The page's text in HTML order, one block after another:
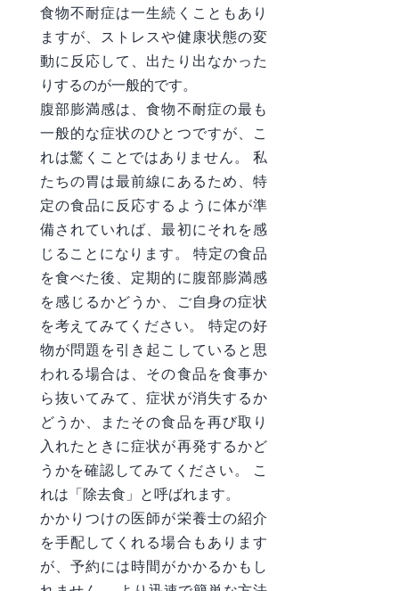
食物不耐症は一生続くこともあり
ますが、ストレスや健康状態の変
動に反応して、出たり出なかった
りするのが一般的です。
腹部膨満感は、食物不耐症の最も
一般的な症状のひとつですが、こ
れは驚くことではありません。 私
たちの胃は最前線にあるため、特
定の食品に反応するように体が準
備されていれば、最初にそれを感
じることになります。 特定の食品
を食べた後、定期的に腹部膨満感
を感じるかどうか、ご自身の症状
を考えてみてください。 特定の好
物が問題を引き起こしていると思
われる場合は、その食品を食事か
ら抜いてみて、症状が消失するか
どうか、またその食品を再び取り
入れたときに症状が再発するかど
うかを確認してみてください。 こ
れは「除去食」と呼ばれます。
かかりつけの医師が栄養士の紹介
を手配してくれる場合もあります
が、予約には時間がかかるかもし